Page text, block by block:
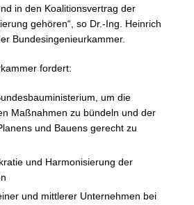
in den Koalitionsvertrag der
gehören“, so Dr.-Ing. Heinrich
Bundesingenieurkammer.
fordert:
um die
Maßnahmen zu bündeln und der
und Bauens gerecht zu
und Harmonisierung der
und mittlerer Unternehmen bei